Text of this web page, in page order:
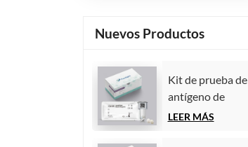
Nuevos Productos
Kit de prueba de
antígeno de
carbohidratos
LEER MÁS